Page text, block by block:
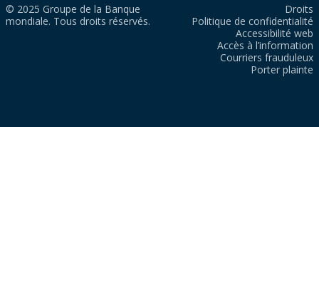
© 2025 Groupe de la Banque
mondiale. Tous droits réservés.
Droits
Politique de confidentialité
Accessibilité web
Accès à l’information
Courriers frauduleux
Porter plainte